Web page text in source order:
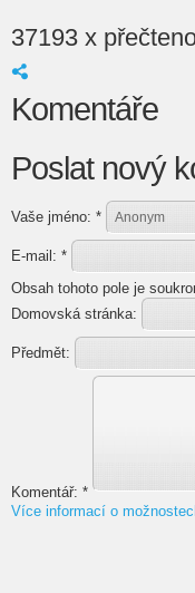
37193 x
Komentáře
Poslat nový
Vaše jméno: *
E-mail: *
Obsah tohoto pole je
Domovská stránka:
Předmět:
Komentář: *
Více informací o